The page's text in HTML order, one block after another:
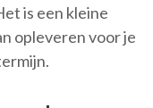
is een kleine
opleveren voor je